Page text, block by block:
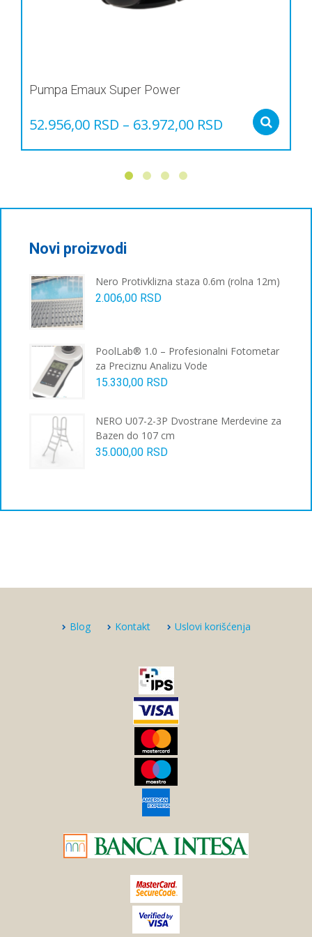
Pumpa Emaux Super Power
52.956,00 RSD – 63.972,00 RSD
бити
изабране
на
страници
производа.
Novi proizvodi
Nero Protivklizna staza 0.6m (rolna 12m)
2.006,00 RSD
PoolLab® 1.0 – Profesionalni Fotometar
za Preciznu Analizu Vode
15.330,00 RSD
NERO U07-2-3P Dvostrane Merdevine za
Bazen do 107 cm
35.000,00 RSD
Blog Kontakt Uslovi korišćenja